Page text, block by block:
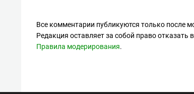
Все комментарии публикуются только после
Редакция оставляет за собой право
Правила модерирования.